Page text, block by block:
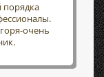
порядка
очень